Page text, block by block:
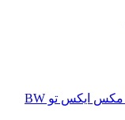
تعمیر و کالیبره دستگاه گازسنج مکس ایکس تو BW